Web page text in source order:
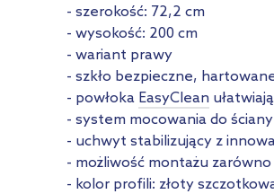
- szerokość: 72,2 cm
- wysokość: 200 cm
- wariant prawy
- szkło bezpieczne,
- powłoka EasyClean
- system mocowania do
- uchwyt stabilizujący z
- możliwość montażu
- kolor profili: złoty